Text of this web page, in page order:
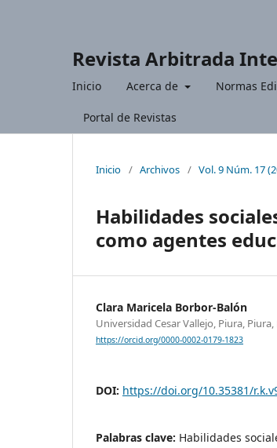
Revista Arbitrada
Inicio Acerca de Normas
Portal de Revistas
Inicio / Archivos / Vol. 9 Núm. 17
Habilidades
como agentes
Clara Maricela Borbor-Balón
Universidad Cesar Vallejo, Piura, Piura,
https://orcid.org/0000-0002-0179-1823
DOI: https://doi.org/10.35381/
Palabras clave: Habilidades